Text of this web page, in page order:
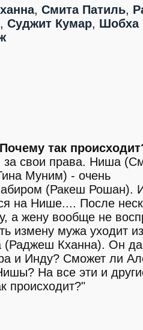
, Смита Патиль,
, Суджит Кумар, Шобха
так
за свои права. Ниша
Муним) - очень
(Ракеш Рошан).
на Нише.... После
а жену вообще не
измену мужа уходит
(Раджеш Кханна). Он
и Инду? Сможет ли
На все эти и
происходит?"